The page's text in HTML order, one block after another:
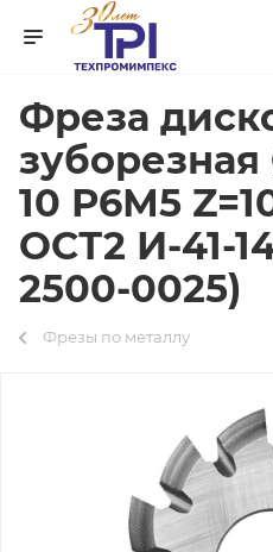
Фреза
зуборезная
10 Р6М5
ОСТ2 И-41-
2500-0025)
Фрезы по металлу